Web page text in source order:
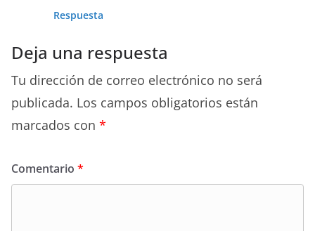
Respuesta
Deja una respuesta
Tu dirección de correo electrónico no será
publicada. Los campos obligatorios están
marcados con *
Comentario *